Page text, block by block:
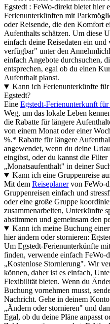
Egstedt : FeWo-direkt bietet hier
Ferienunterkünften mit
oder Reisende, die den Komfort
Aufenthalts schätzen. Um diese
einfach deine Reisedaten ein
verfügbar" unter den
einfach Angebote durchsuchen,
entsprechen, egal ob du einen
Aufenthalt planst.
Kann ich Ferienunterkünfte
Egstedt?
Eine Egstedt-Ferienunterkunft
Weg, um das lokale Leben
die Rabatte für längere
von einem Monat oder einer
%.* Rabatte für längere
angewendet, wenn du deine
eingibst, oder du kannst die
„Monatsaufenthalt" in deiner
Kann ich eine Gruppenreise
Mit dem Reiseplanervon FeWo-
Gruppenreisen einfach und
oder eine große Gruppe
zusammenarbeiten, Unterkünfte
abstimmen und gemeinsam den
Kann ich meine Buchung
hier ändern oder stornieren:
Um Egstedt-Ferienunterkünfte
finden, verwende einfach FeWo-
„Kostenlose Stornierung". Wir
können, daher ist es einfach,
Flexibilität bieten. Wenn du
Buchung vornehmen musst,
Nachricht. Gehe in deinem
„Ändern oder stornieren" und
Egal, ob du deine Pläne anpasst